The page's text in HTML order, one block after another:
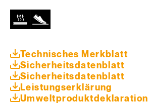
Technisches Merkblatt
Sicherheitsdatenblatt
Sicherheitsdatenblatt
Leistungserklärung
Umweltprodukt­deklaration